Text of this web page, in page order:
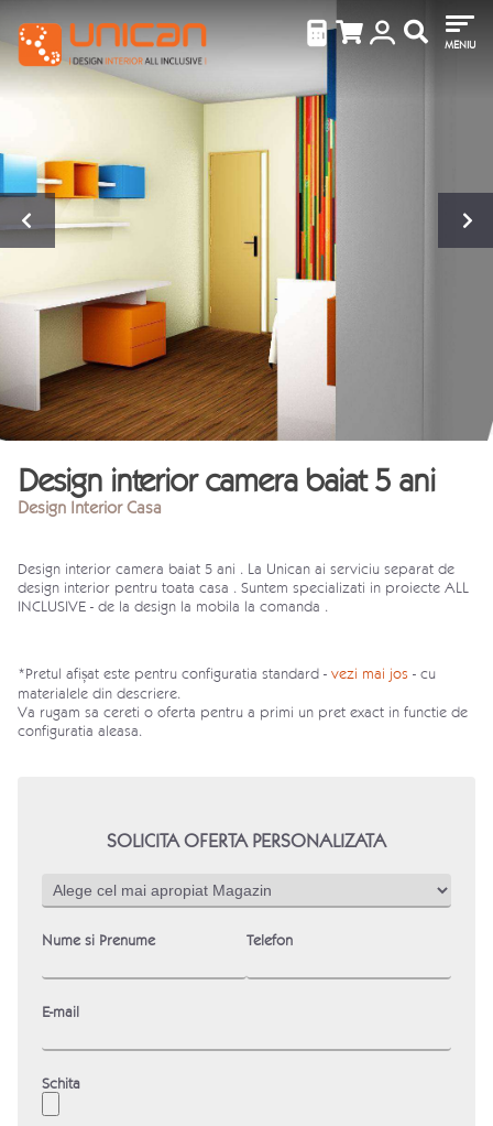
MENIU
Design interior camera baiat 5 ani
Design Interior Casa
Design interior camera baiat 5 ani . La Unican ai serviciu separat de
design interior pentru toata casa . Suntem specializati in proiecte ALL
INCLUSIVE - de la design la mobila la comanda .
*Pretul afișat este pentru configuratia standard - vezi mai jos - cu
materialele din descriere.
Va rugam sa cereti o oferta pentru a primi un pret exact in functie de
configuratia aleasa.
SOLICITA OFERTA PERSONALIZATA
Nume si Prenume Telefon
E-mail
Schita